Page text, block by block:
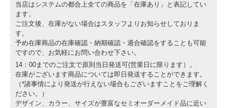
当店はシステムの都合上全ての商品を「在庫あり」と表記してい
ます。
ご注文後、在庫がない場合はスタッフよりお知らせしておりま
す。
予め在庫商品の在庫確認・納期確認・適合確認をすることも可能
ですので、お気軽にお問い合わせ下さい。
14：00までのご注文で原則当日発送可(営業日に限ります）。
在庫がございます商品については即日発送することができます。
（*諸事情により発送が行えない場合もございますことをご理解く
ださい。）
デザイン、カラー、サイズが豊富なセミオーダーメイド品に近い